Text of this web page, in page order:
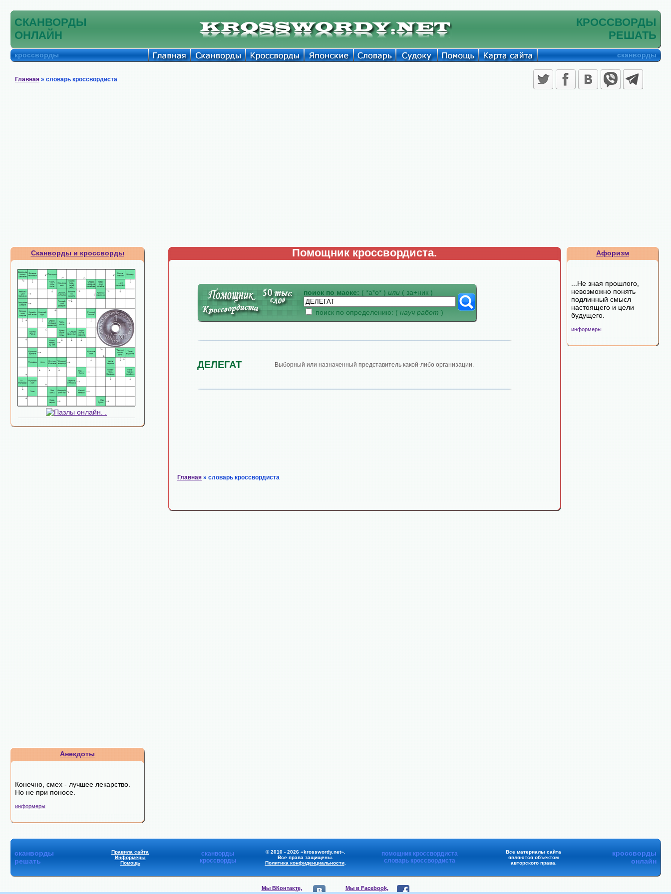
СКАНВОРДЫ
ОНЛАЙН
КРОССВОРДЫ
РЕШАТЬ
кроссворды сканворды
Главная » словарь кроссвордиста
Сканворды и кроссворды
Анекдоты
Конечно, смех - лучшее лекарство.
Но не при поносе.
информеры
Помощник кроссвордиста.
поиск по маске: ( *а*о* ) или ( за+ник )
поиск по определению: ( науч работ )
ДЕЛЕГАТ Выборный или назначенный представитель какой-либо организации.
Главная » словарь кроссвордиста
Афоризм
...Не зная прошлого,
невозможно понять
подлинный смысл
настоящего и цели
будущего.
информеры
сканворды
решать
Правила сайта
Информеры
Помощь
сканворды
кроссворды
© 2010 - 2026 «krosswordy.net».
Все права защищены.
Политика конфиденциальности.
помощник кроссвордиста
словарь кроссвордиста
Все материалы сайта
являются объектом
авторского права.
кроссворды
онлайн
Мы ВКонтакте,
Мы в Facebook,